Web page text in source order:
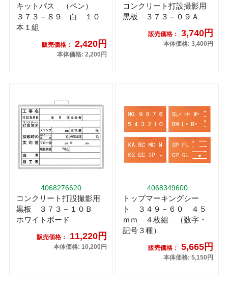
キットパス （ペン）
３７３－８９ 白 １０
本１組
販売価格： 2,420円
本体価格: 2,200円
コンクリート打設撮影用
黒板 ３７３－０９Ａ
販売価格： 3,740円
本体価格: 3,400円
4068276620
コンクリート打設撮影用
黒板 ３７３－１０Ｂ
ホワイトボード
販売価格： 11,220円
本体価格: 10,200円
4068349600
トップマーキングシー
ト ３４９－６０ ４５
ｍｍ ４枚組 （数字・
記号３種）
販売価格： 5,665円
本体価格: 5,150円